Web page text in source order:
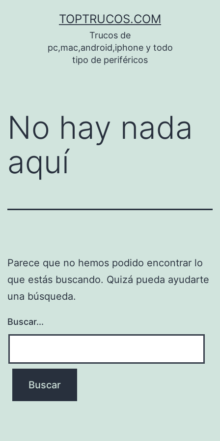
TOPTRUCOS.COM
Trucos de
pc,mac,android,iphone y todo
tipo de periféricos
No hay nada
aquí
Parece que no hemos podido encontrar lo
que estás buscando. Quizá pueda ayudarte
una búsqueda.
Buscar...